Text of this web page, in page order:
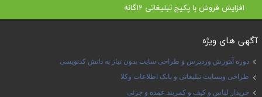
افزایش فروش با پکیج تبلیغاتی 12گانه
آگهی های ویژه
دوره آموزش وردپرس و طراحی سایت بدون نیاز به دانش کدنویسی
طراحی وبسایت تبلیغاتی و بانک اطلاعات وکلا
خریدار لباس و کیف و کمربند عمده و جزئی